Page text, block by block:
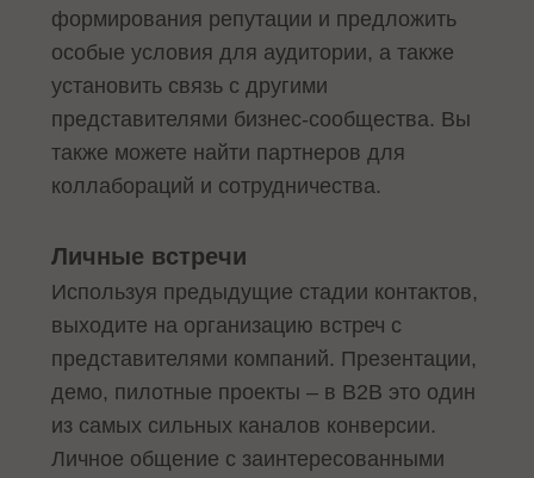
формирования репутации и предложить
особые условия для аудитории, а также
установить связь с другими
представителями бизнес-сообщества. Вы
также можете найти партнеров для
коллабораций и сотрудничества.
Личные встречи
Используя предыдущие стадии контактов,
выходите на организацию встреч с
представителями компаний. Презентации,
демо, пилотные проекты – в B2B это один
из самых сильных каналов конверсии.
Личное общение с заинтересованными